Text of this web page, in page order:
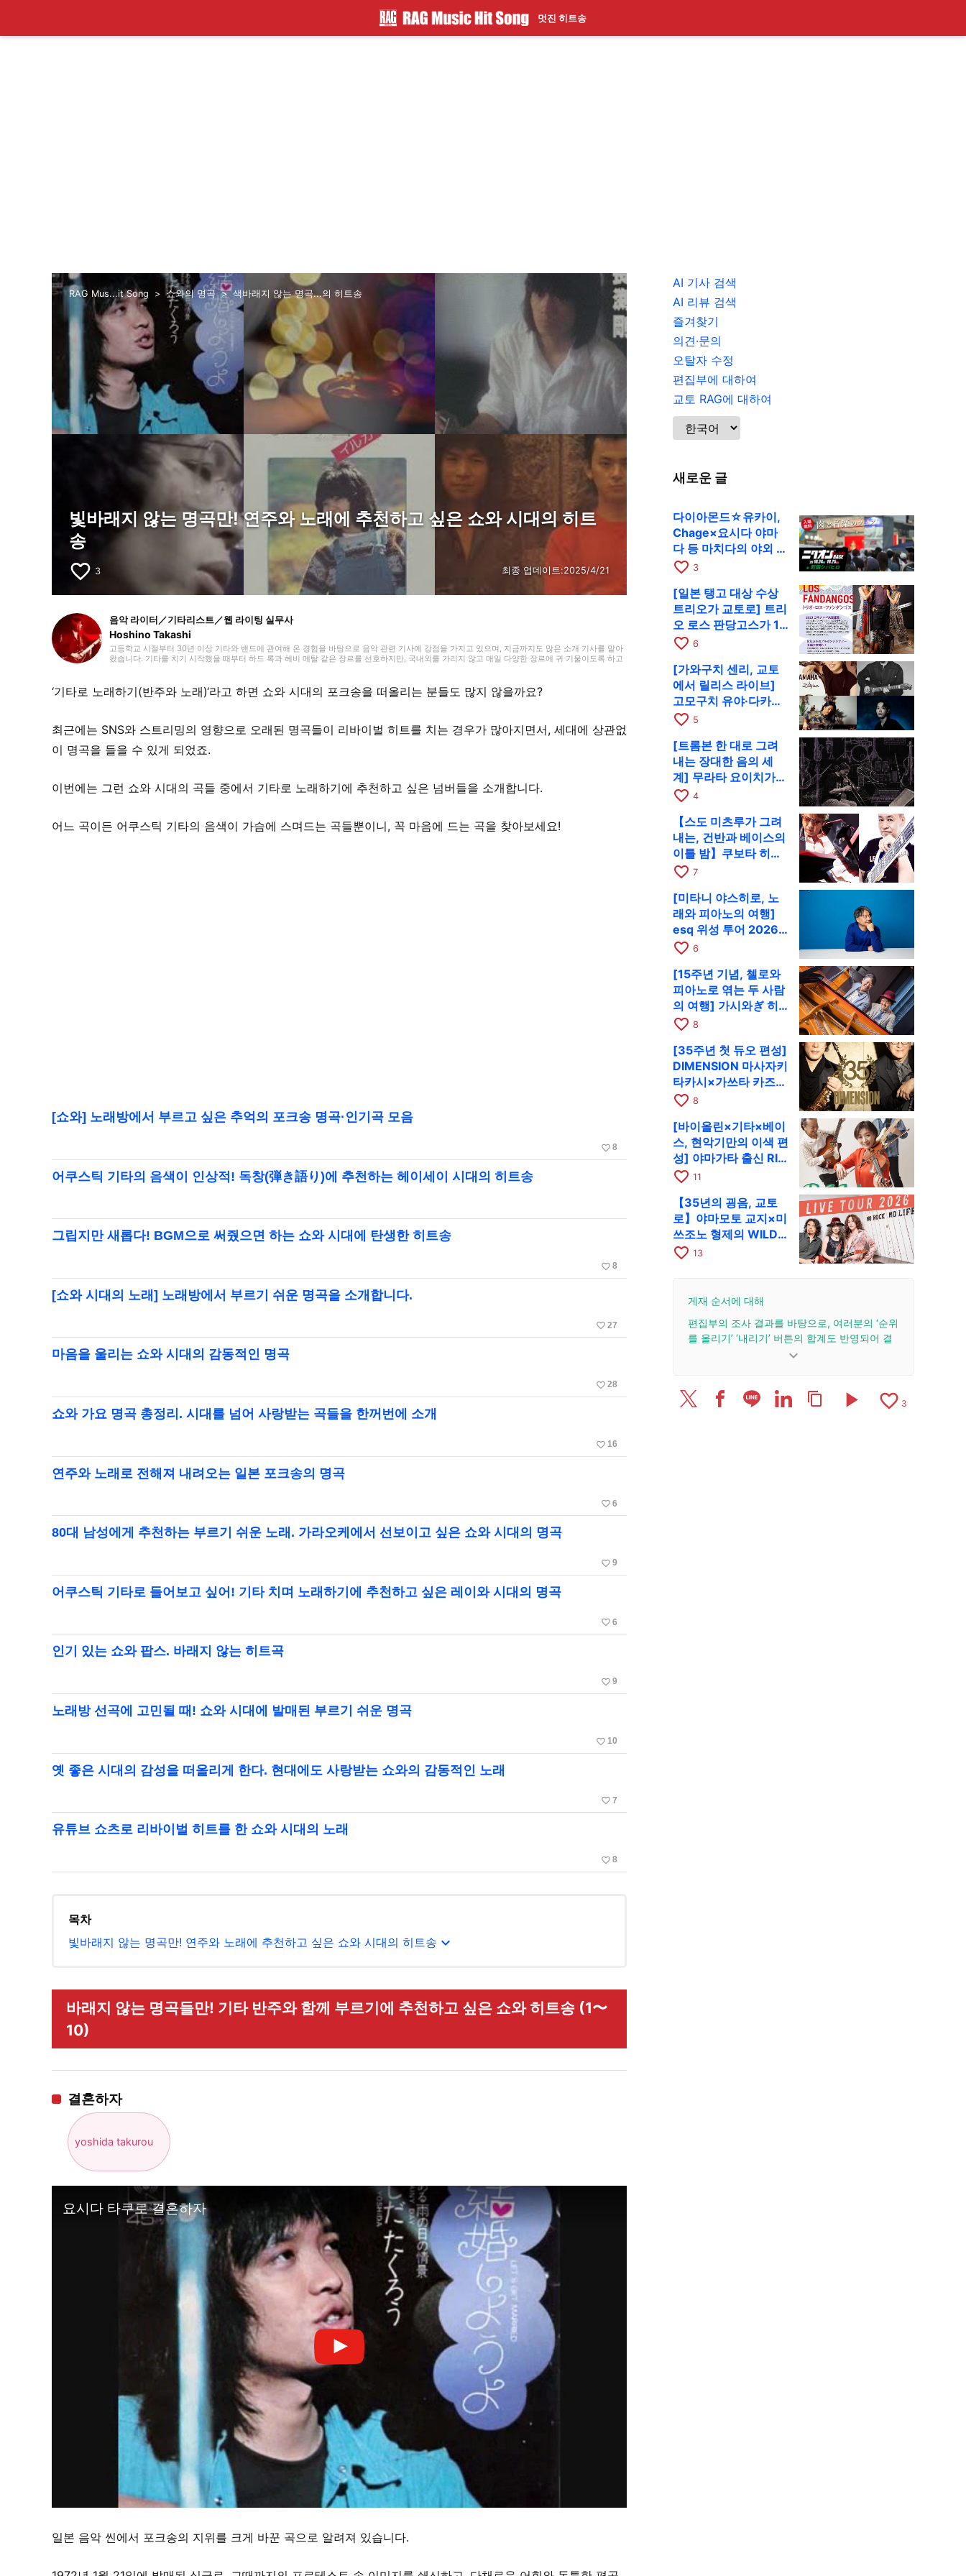
멋진 히트송
RAG Mus...it Song 쇼와의 명곡 색바래지 않는 명곡...의 히트송
빛바래지 않는 명곡만! 연주와 노래에 추천하고 싶은 쇼와 시대의 히트
송
favorite_border 3 최종 업데이트:2025/4/21
음악 라이터／기타리스트／웹 라이팅 실무사
Hoshino Takashi
고등학교 시절부터 30년 이상 기타와 밴드에 관여해 온 경험을 바탕으로 음악 관련 기사에 강점을 가지고 있으며, 지금까지도 많은 소개 기사를 맡아
왔습니다. 기타를 치기 시작했을 때부터 하드 록과 헤비 메탈 같은 장르를 선호하지만, 국내외를 가리지 않고 매일 다양한 장르에 귀 기울이도록 하고
‘기타로 노래하기(반주와 노래)‘라고 하면 쇼와 시대의 포크송을 떠올리는 분들도 많지 않을까요?
최근에는 SNS와 스트리밍의 영향으로 오래된 명곡들이 리바이벌 히트를 치는 경우가 많아지면서, 세대에 상관없
이 명곡을 들을 수 있게 되었죠.
이번에는 그런 쇼와 시대의 곡들 중에서 기타로 노래하기에 추천하고 싶은 넘버들을 소개합니다.
어느 곡이든 어쿠스틱 기타의 음색이 가슴에 스며드는 곡들뿐이니, 꼭 마음에 드는 곡을 찾아보세요!
[쇼와] 노래방에서 부르고 싶은 추억의 포크송 명곡·인기곡 모음
favorite_border 8
어쿠스틱 기타의 음색이 인상적! 독창(弾き語り)에 추천하는 헤이세이 시대의 히트송
그립지만 새롭다! BGM으로 써줬으면 하는 쇼와 시대에 탄생한 히트송
favorite_border 8
[쇼와 시대의 노래] 노래방에서 부르기 쉬운 명곡을 소개합니다.
favorite_border 27
마음을 울리는 쇼와 시대의 감동적인 명곡
favorite_border 28
쇼와 가요 명곡 총정리. 시대를 넘어 사랑받는 곡들을 한꺼번에 소개
favorite_border 16
연주와 노래로 전해져 내려오는 일본 포크송의 명곡
favorite_border 6
80대 남성에게 추천하는 부르기 쉬운 노래. 가라오케에서 선보이고 싶은 쇼와 시대의 명곡
favorite_border 9
어쿠스틱 기타로 들어보고 싶어! 기타 치며 노래하기에 추천하고 싶은 레이와 시대의 명곡
favorite_border 6
인기 있는 쇼와 팝스. 바래지 않는 히트곡
favorite_border 9
노래방 선곡에 고민될 때! 쇼와 시대에 발매된 부르기 쉬운 명곡
favorite_border 10
옛 좋은 시대의 감성을 떠올리게 한다. 현대에도 사랑받는 쇼와의 감동적인 노래
favorite_border 7
유튜브 쇼츠로 리바이벌 히트를 한 쇼와 시대의 노래
favorite_border 8
목차
빛바래지 않는 명곡만! 연주와 노래에 추천하고 싶은 쇼와 시대의 히트송 expand_more
바래지 않는 명곡들만! 기타 반주와 함께 부르기에 추천하고 싶은 쇼와 히트송 (1〜
10)
결혼하자
yoshida takurou
요시다 타쿠로 결혼하자
일본 음악 씬에서 포크송의 지위를 크게 바꾼 곡으로 알려져 있습니다.
AI 기사 검색
AI 리뷰 검색
즐겨찾기
의견·문의
오탈자 수정
편집부에 대하여
교토 RAG에 대하여
새로운 글
다이아몬드☆유카이,
Chage×요시다 야마
다 등 마치다의 야외 페
스티벌에 출연
favorite_border 3
[일본 탱고 대상 수상
트리오가 교토로] 트리
오 로스 판당고스가 10
월 9일 RAG에서 공연
favorite_border 6
[가와구치 센리, 교토
에서 릴리스 라이브]
고모구치 유야·다카하
시 요시키·도모다 준과
favorite_border 5
[트롬본 한 대로 그려
내는 장대한 음의 세
계] 무라타 요이치가
CD 발매 기념 투어로
favorite_border 4
【스도 미츠루가 그려
내는, 건반과 베이스의
이틀 밤】쿠보타 히로
시, 후지이 소라, 하나
서 공동 출연
favorite_border 7
[미타니 야스히로, 노
래와 피아노의 여행]
esq 위성 투어 2026
교토 공연을 10월에 개
favorite_border 6
[15주년 기념, 첼로와
피아노로 엮는 두 사람
의 여행] 가시와ぎ 히
로키 & 미쓰다 겐이치
RAG로
favorite_border 8
[35주년 첫 듀오 편성]
DIMENSION 마사자키
타카시×가쓰타 카즈키
가 10월 11일 교토
favorite_border 8
[바이올린×기타×베이
스, 현악기만의 이색 편
성] 야마가타 출신 RIM
이 첫 전국 투어로 8월
favorite_border 11
【35년의 굉음, 교토
로】야마모토 교지×미
쓰조노 형제의 WILD
FLAG가 8월 6일 RAG
favorite_border 13
게재 순서에 대해
편집부의 조사 결과를 바탕으로, 여러분의 ‘순위
를 올리기’ ‘내리기’ 버튼의 합계도 반영되어 결
2025/4/21: 리뷰 1건을 추가·업데이트했습니다.
keyboard_arrow_down
content_copy play_arrow favorite_border 3